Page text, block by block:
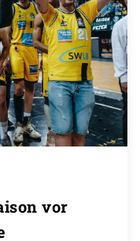
vor